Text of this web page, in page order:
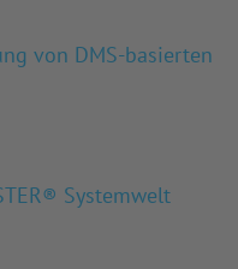
von DMS-basierten
Systemwelt